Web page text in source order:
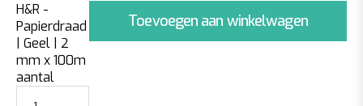
H&R -
Papierdraad
| Geel | 2
mm x 100m
aantal
Toevoegen aan winkelwagen